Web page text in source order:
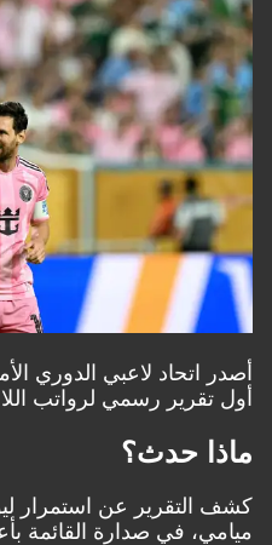
رسمي لرواتب اللاعبين في
حدث؟
عن استمرار ليونيل
في صدارة القائمة بأعلى